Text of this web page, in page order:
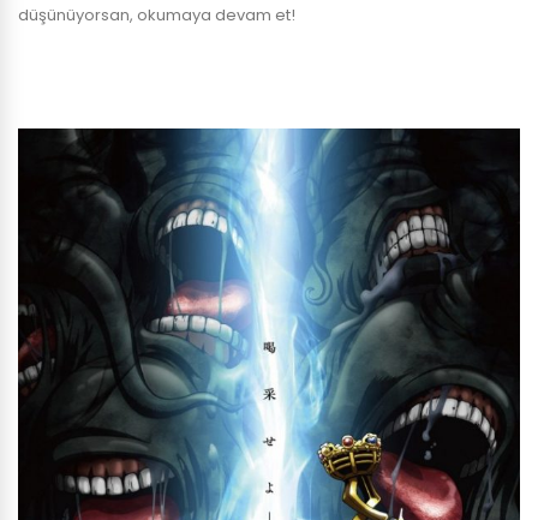
düşünüyorsan, okumaya devam et!